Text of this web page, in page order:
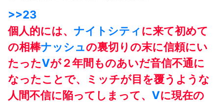
>>23
個人的には、 ナイトシティ に来て初めて
の相棒ナッシュの裏切りの末に信頼にい
たったVが２年間ものあいだ音信不通に
なったことで、ミッチが目を覆うような
人間不信に陥ってしまって、 Vに現在の